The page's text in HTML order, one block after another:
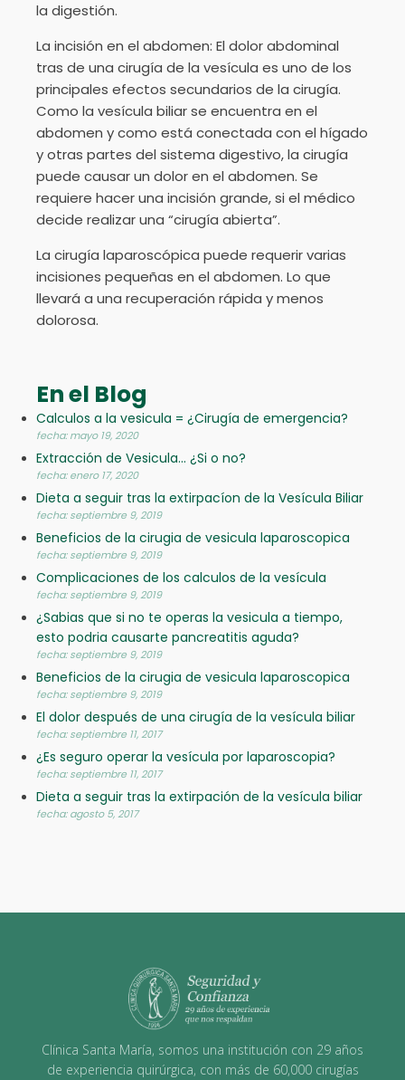
la digestión.
La incisión en el abdomen: El dolor abdominal
tras de una cirugía de la vesícula es uno de los
principales efectos secundarios de la cirugía.
Como la vesícula biliar se encuentra en el
abdomen y como está conectada con el hígado
y otras partes del sistema digestivo, la cirugía
puede causar un dolor en el abdomen. Se
requiere hacer una incisión grande, si el médico
decide realizar una “cirugía abierta”.
La cirugía laparoscópica puede requerir varias
incisiones pequeñas en el abdomen. Lo que
llevará a una recuperación rápida y menos
dolorosa.
En el Blog
Calculos a la vesicula = ¿Cirugía de emergencia?
fecha: mayo 19, 2020
Extracción de Vesicula... ¿Si o no?
fecha: enero 17, 2020
Dieta a seguir tras la extirpacíon de la Vesícula Biliar
fecha: septiembre 9, 2019
Beneficios de la cirugia de vesicula laparoscopica
fecha: septiembre 9, 2019
Complicaciones de los calculos de la vesícula
fecha: septiembre 9, 2019
¿Sabias que si no te operas la vesicula a tiempo,
esto podria causarte pancreatitis aguda?
fecha: septiembre 9, 2019
Beneficios de la cirugia de vesicula laparoscopica
fecha: septiembre 9, 2019
El dolor después de una cirugía de la vesícula biliar
fecha: septiembre 11, 2017
¿Es seguro operar la vesícula por laparoscopia?
fecha: septiembre 11, 2017
Dieta a seguir tras la extirpación de la vesícula biliar
fecha: agosto 5, 2017
Clínica Santa María, somos una institución con 29 años
de experiencia quirúrgica, con más de 60,000 cirugías